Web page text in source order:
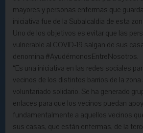
mayores y personas enfermas que
iniciativa fue de la Subalcaldia de esta
Uno de los objetivos es evitar que las
vulnerable al COVID-19 salgan de sus
denomina #AyudémonosEntreNosotros.
“Es una iniciativa en las redes sociales
vecinos de los distintos barrios de la zona
voluntariado solidario. Se ha generado
enlaces para que los vecinos puedan
fundamentalmente a aquellos vecinos
sus casas, que están enfermas, de la